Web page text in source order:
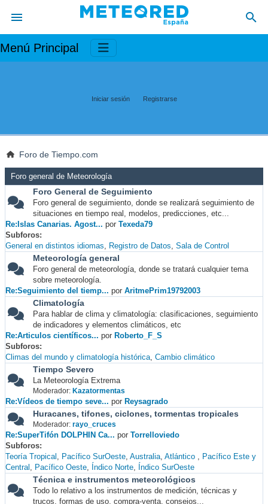
Menú Principal
Iniciar sesión Registrarse
Foro de Tiempo.com
Foro general de Meteorología
Foro General de Seguimiento
Foro general de seguimiento, donde se realizará seguimiento de
situaciones en tiempo real, modelos, predicciones, etc...
Re:Islas Canarias. Agost... por Texeda79
Subforos
General en distintos idiomas
Registro de Datos Sala de Control
Meteorología general
Foro general de meteorología, donde se tratará cualquier tema
sobre meteorología.
Re:Seguimiento del tiemp... por AritmePrim19792003
Climatología
Para hablar de clima y climatología: clasificaciones, seguimiento
de indicadores y elementos climáticos, etc
Re:Articulos científicos... por Roberto_F_S
Subforos
Climas del mundo y climatología histórica Cambio climático
Tiempo Severo
La Meteorología Extrema
Moderador: Kazatormentas
Re:Vídeos de tiempo seve... por Reysagrado
Huracanes, tifones, ciclones, tormentas tropicales
Moderador: rayo_cruces
Re:SuperTifón DOLPHIN Ca... por Torrelloviedo
Subforos
Teoría Tropical
Pacífico SurOeste Australia Atlántico
Pacífico Este y
Central
Pacífico Oeste Índico Norte Índico SurOeste
Técnica e instrumentos meteorológicos
Todo lo relativo a los instrumentos de medición, técnicas y
trucos, formas de uso, compra-venta, consejos...